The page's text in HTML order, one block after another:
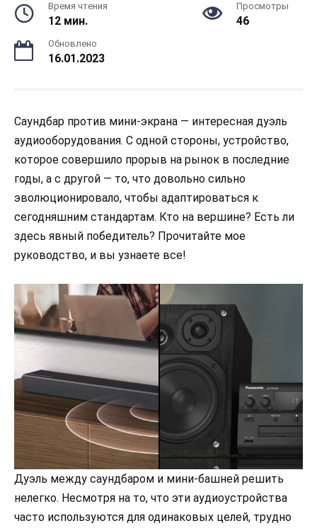
Время чтения
12 мин.
Просмотры
46
Обновлено
16.01.2023
Саундбар против мини-экрана — интересная дуэль
аудиооборудования. С одной стороны, устройство,
которое совершило прорыв на рынок в последние
годы, а с другой — то, что довольно сильно
эволюционировало, чтобы адаптироваться к
сегодняшним стандартам. Кто на вершине? Есть ли
здесь явный победитель? Прочитайте мое
руководство, и вы узнаете все!
Дуэль между саундбаром и мини-башней решить
нелегко. Несмотря на то, что эти аудиоустройства
часто используются для одинаковых целей, трудно